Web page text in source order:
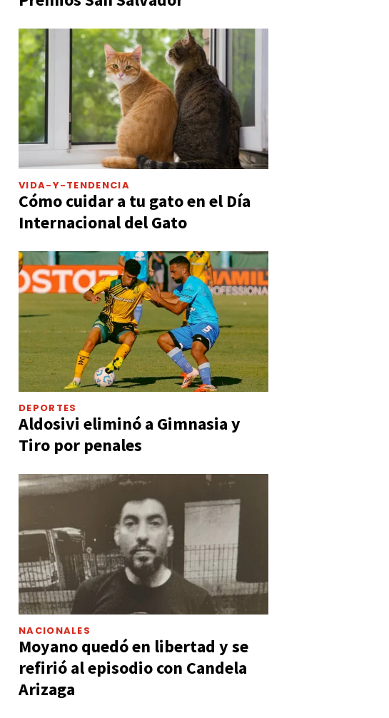
VIDA-Y-TENDENCIA
Cómo cuidar a tu gato en el Día
Internacional del Gato
DEPORTES
Aldosivi eliminó a Gimnasia y
Tiro por penales
NACIONALES
Moyano quedó en libertad y se
refirió al episodio con Candela
Arizaga